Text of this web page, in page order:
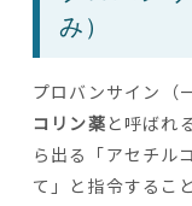
み）
プロバンサイン（
コリン薬 と呼ばれ
ら出る「アセチル
て」と指令するこ